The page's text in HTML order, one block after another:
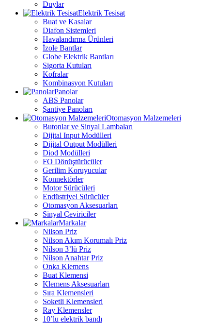
Duylar
Elektrik Tesisat
Buat ve Kasalar
Diafon Sistemleri
Havalandırma Ürünleri
İzole Bantlar
Globe Elektrik Bantları
Sigorta Kutuları
Kofralar
Kombinasyon Kutuları
Panolar
ABS Panolar
Şantiye Panoları
Otomasyon Malzemeleri
Butonlar ve Sinyal Lambaları
Dijital Input Modülleri
Dijital Output Modülleri
Diod Modülleri
FO Dönüştürücüler
Gerilim Koruyucular
Konnektörler
Motor Sürücüleri
Endüstriyel Sürücüler
Otomasyon Aksesuarları
Sinyal Çeviriciler
Markalar
Nilson Priz
Nilson Akım Korumalı Priz
Nilson 3’lü Priz
Nilson Anahtar Priz
Onka Klemens
Buat Klemensi
Klemens Aksesuarları
Sıra Klemensleri
Soketli Klemensleri
Ray Klemensler
10’lu elektrik bandı